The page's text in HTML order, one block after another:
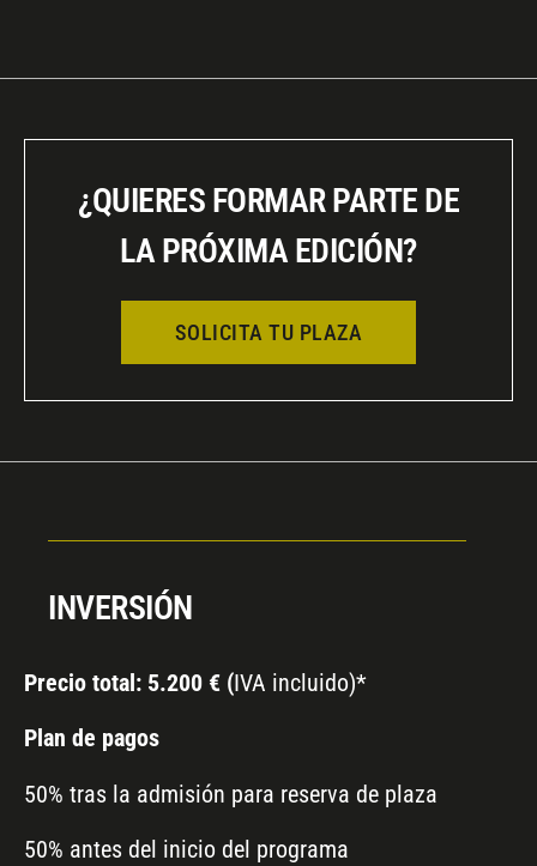
¿QUIERES FORMAR PARTE DE
LA PRÓXIMA EDICIÓN?
SOLICITA TU PLAZA
INVERSIÓN
Precio total: 5.200 € (IVA incluido)*
Plan de pagos
50% tras la admisión para reserva de plaza
50% antes del inicio del programa